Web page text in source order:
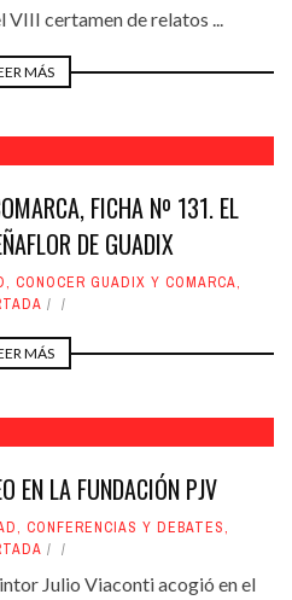
VIII certamen de relatos ...
MÁS
FICHA Nº 131. EL
DE GUADIX
, CONOCER GUADIX Y COMARCA,
MÁS
EN LA FUNDACIÓN PJV
, CONFERENCIAS Y DEBATES,
Julio Viaconti acogió en el